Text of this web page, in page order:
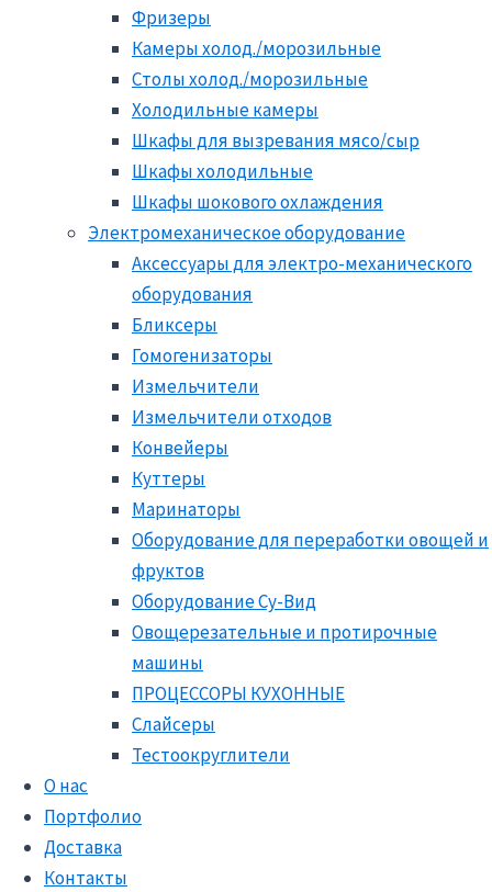
Фризеры
Камеры холод./морозильные
Столы холод./морозильные
Холодильные камеры
Шкафы для вызревания мясо/сыр
Шкафы холодильные
Шкафы шокового охлаждения
Электромеханическое оборудование
Аксессуары для электро-механического
оборудования
Бликсеры
Гомогенизаторы
Измельчители
Измельчители отходов
Конвейеры
Куттеры
Маринаторы
Оборудование для переработки овощей и
фруктов
Оборудование Су-Вид
Овощерезательные и протирочные
машины
ПРОЦЕССОРЫ КУХОННЫЕ
Слайсеры
Тестоокруглители
О нас
Портфолио
Доставка
Контакты